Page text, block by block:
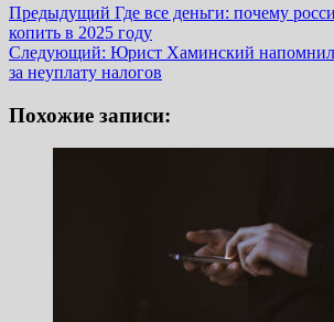
Навигация
записи
Предыдущий Где все деньги: почему
копить в 2025 году
Следующий: Юрист Хаминский напомнил
за неуплату налогов
Похожие записи: